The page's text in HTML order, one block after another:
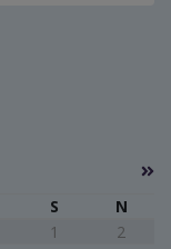
S
N
1
2